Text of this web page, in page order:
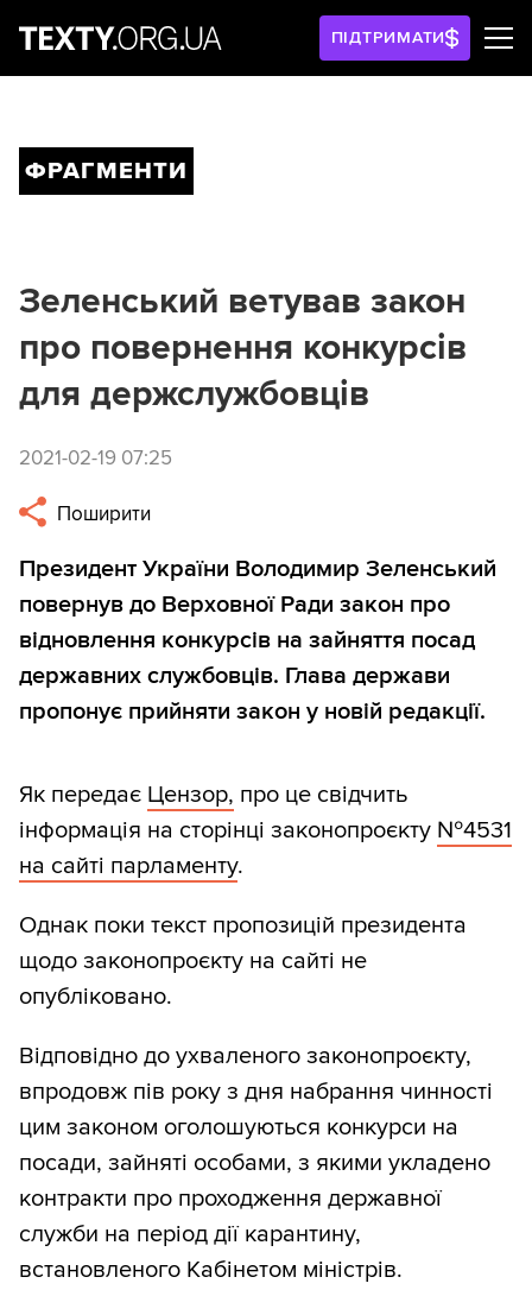
ПІДТРИМАТИ
ФРАГМЕНТИ
Зеленський ветував закон
про повернення конкурсів
для держслужбовців
2021-02-19 07:25
Поширити
Президент України Володимир Зеленський
повернув до Верховної Ради закон про
відновлення конкурсів на зайняття посад
державних службовців. Глава держави
пропонує прийняти закон у новій редакції.
Як передає Цензор, про це свідчить
інформація на сторінці законопроєкту №4531
на сайті парламенту.
Однак поки текст пропозицій президента
щодо законопроєкту на сайті не
опубліковано.
Відповідно до ухваленого законопроєкту,
впродовж пів року з дня набрання чинності
цим законом оголошуються конкурси на
посади, зайняті особами, з якими укладено
контракти про проходження державної
служби на період дії карантину,
встановленого Кабінетом міністрів.